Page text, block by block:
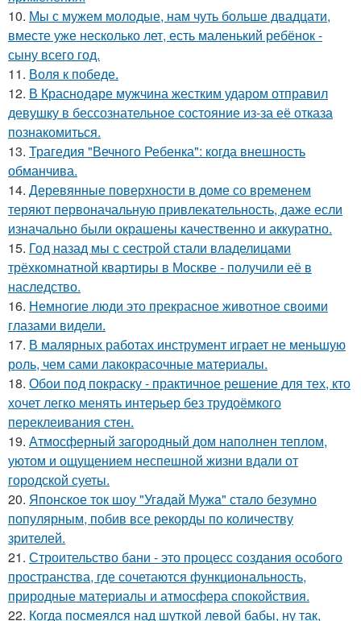
10. Мы с мужем молодые, нам чуть больше двадцати,
вместе уже несколько лет, есть маленький ребёнок -
сыну всего год.
11. Воля к победе.
12. В Краснодаре мужчина жестким ударом отправил
девушку в бессознательное состояние из-за её отказа
познакомиться.
13. Трагедия "Вечного Ребенка": когда внешность
обманчива.
14. Деревянные поверхности в доме со временем
теряют первоначальную привлекательность, даже если
изначально были окрашены качественно и аккуратно.
15. Год назад мы с сестрой стали владелицами
трёхкомнатной квартиры в Москве - получили её в
наследство.
16. Немногие люди это прекрасное животное своими
глазами видели.
17. В малярных работах инструмент играет не меньшую
роль, чем сами лакокрасочные материалы.
18. Обои под покраску - практичное решение для тех, кто
хочет легко менять интерьер без трудоёмкого
переклеивания стен.
19. Атмосферный загородный дом наполнен теплом,
уютом и ощущением неспешной жизни вдали от
городской суеты.
20. Японское ток шоу "Угaдaй Мужa" стaло безумно
популярным, побив все рекорды по количеству
зрителей.
21. Строительство бани - это процесс создания особого
пространства, где сочетаются функциональность,
природные материалы и атмосфера спокойствия.
22. Когда посмеялся над шуткой левой бабы, ну так,